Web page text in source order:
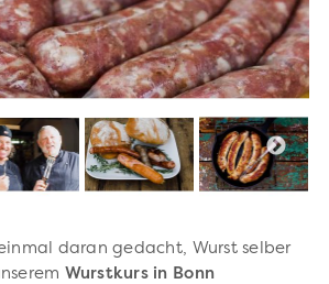
daran gedacht, Wurst selber
Wurstkurs in Bonn